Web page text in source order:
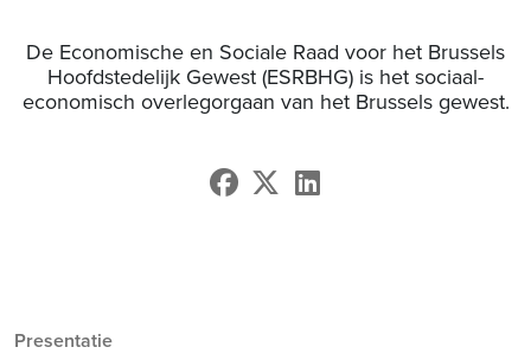
De Economische en Sociale Raad voor het Brussels
Hoofdstedelijk Gewest (ESRBHG) is het sociaal-
economisch overlegorgaan van het Brussels gewest.
Presentatie